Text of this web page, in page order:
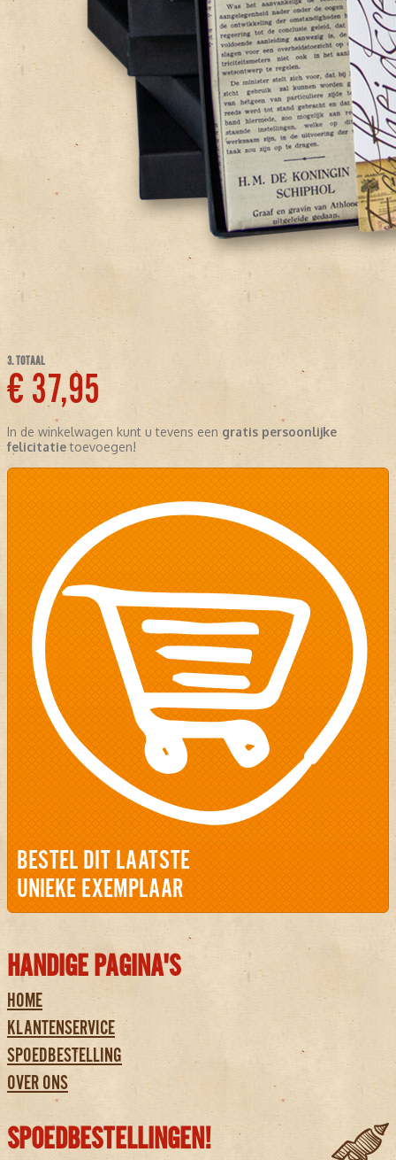
3. TOTAAL
€ 37,95
In de winkelwagen kunt u tevens een gratis persoonlijke
felicitatietoevoegen!
BESTEL DIT LAATSTE
UNIEKE EXEMPLAAR
HANDIGE PAGINA'S
HOME
KLANTENSERVICE
SPOEDBESTELLING
OVER ONS
SPOEDBESTELLINGEN!